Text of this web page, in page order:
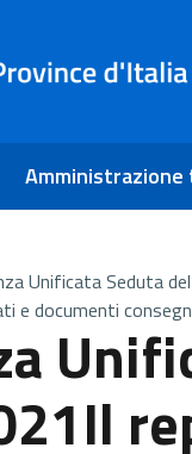
Unificata Seduta
e documenti